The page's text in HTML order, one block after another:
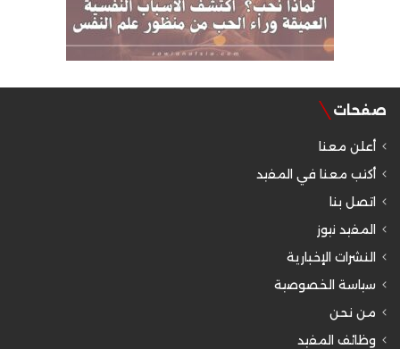
صفحات
أعلن معنا
أكتب معنا في المفيد
اتصل بنا
المفيد نيوز
النشرات الإخبارية
سياسة الخصوصية
من نحن
وظائف المفيد